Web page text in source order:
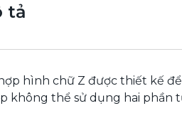
tả
hình chữ Z được thiết kế
không thể sử dụng hai phần